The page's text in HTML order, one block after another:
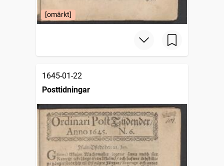
[omärkt]
1645-01-22
Posttidningar